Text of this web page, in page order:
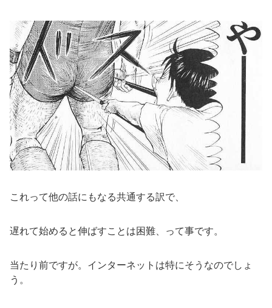
これって他の話にもなる共通する訳で、
遅れて始めると伸ばすことは困難、って事です。
当たり前ですが。インターネットは特にそうなのでしょ
う。